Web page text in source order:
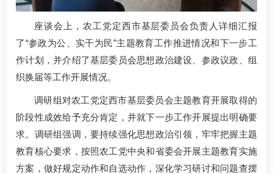
座谈会上，农工党定西市基层委员会负责人详细汇报
了“参政为公、实干为民”主题教育工作推进情况和下一步工
作计划，并介绍了基层委员会思想政治建设、参政议政、组
织换届等工作开展情况。
调研组对农工党定西市基层委员会主题教育开展取得的
阶段性成效给予充分肯定，并就下一步工作开展提出明确要
求。调研组强调，要持续强化思想政治引领，牢牢把握主题
教育核心要求，按照农工党中央和省委会开展主题教育实施
方案，做好规定动作和自选动作，深化学习研讨和问题查摆